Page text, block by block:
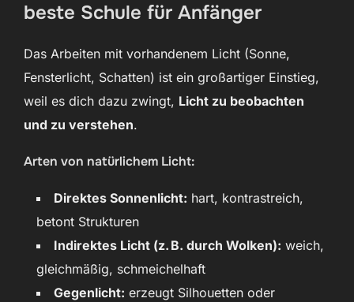
beste Schule für Anfänger
Das Arbeiten mit vorhandenem Licht (Sonne,
Fensterlicht, Schatten) ist ein großartiger Einstieg,
weil es dich dazu zwingt, Licht zu beobachten
und zu verstehen.
Arten von natürlichem Licht:
Direktes Sonnenlicht: hart, kontrastreich,
betont Strukturen
Indirektes Licht (z. B. durch Wolken): weich,
gleichmäßig, schmeichelhaft
Gegenlicht: erzeugt Silhouetten oder